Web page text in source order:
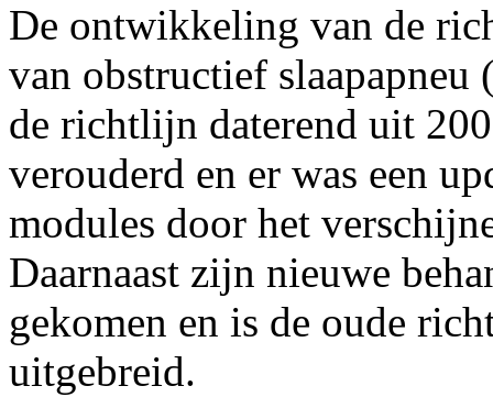
De ontwikkeling van de
van obstructief
de richtlijn daterend uit
verouderd en er was een
modules door het
Daarnaast zijn nieuwe
gekomen en is de oude
uitgebreid.